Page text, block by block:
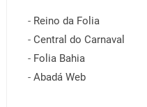
- Reino da Folia
- Central do Carnaval
- Folia Bahia
- Abadá Web